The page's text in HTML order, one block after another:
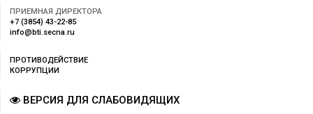
ПРИЕМНАЯ ДИРЕКТОРА
+7 (3854) 43-22-85
info@bti.secna.ru
ПРОТИВОДЕЙСТВИЕ
КОРРУПЦИИ
ВЕРСИЯ ДЛЯ СЛАБОВИДЯЩИХ